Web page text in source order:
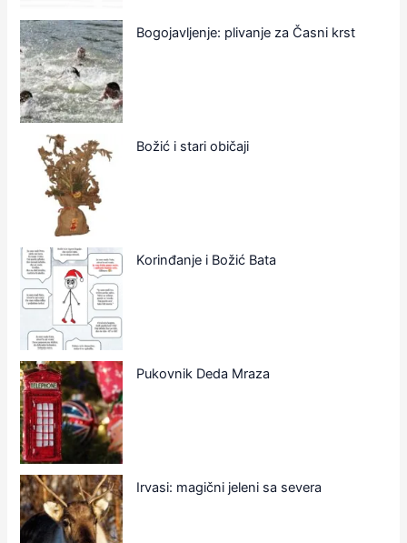
Bogojavljenje: plivanje za Časni krst
Božić i stari običaji
Korinđanje i Božić Bata
Pukovnik Deda Mraza
Irvasi: magični jeleni sa severa